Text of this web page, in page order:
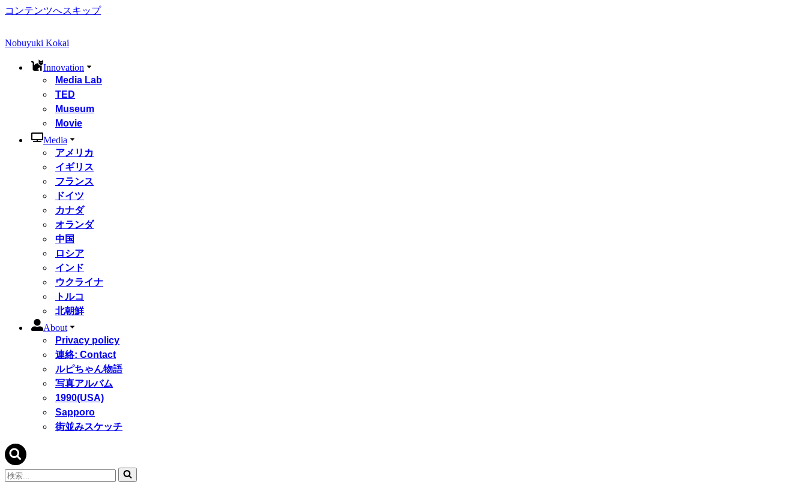
コンテンツへスキップ
Nobuyuki Kokai
Innovation
Media Lab
TED
Museum
Movie
Media
アメリカ
イギリス
フランス
ドイツ
カナダ
オランダ
中国
ロシア
インド
ウクライナ
トルコ
北朝鮮
About
Privacy policy
連絡: Contact
ルピちゃん物語
写真アルバム
1990(USA)
Sapporo
街並みスケッチ
検
索...